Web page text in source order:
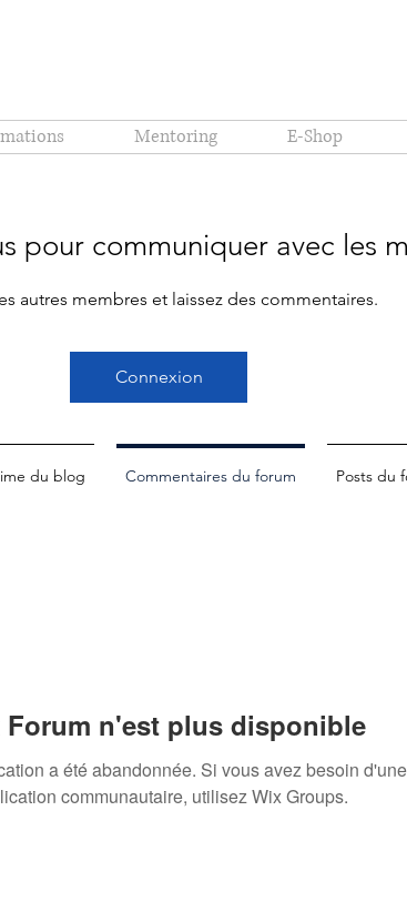
Mentoring E-Shop
Forum n'est plus disponible
a été abandonnée. Si vous avez besoin d'une
communautaire, utilisez Wix Groups.
pour communiquer avec les
autres membres et laissez des commentaires.
Connexion
du blog Commentaires du forum Posts du